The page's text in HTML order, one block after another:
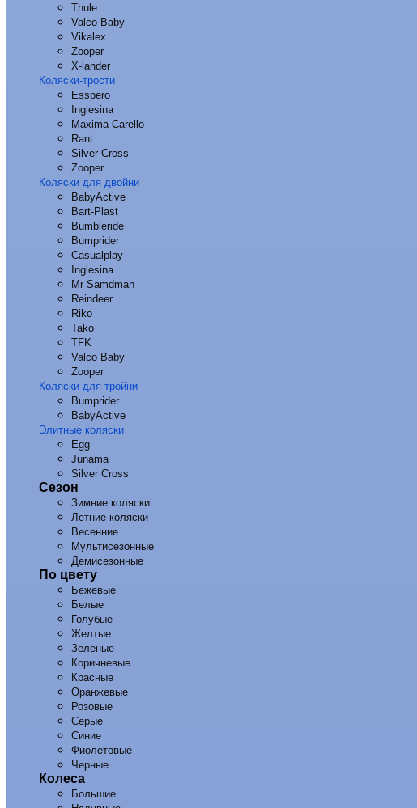
Thule
Valco Baby
Vikalex
Zooper
X-lander
Коляски-трости
Esspero
Inglesina
Maxima Carello
Rant
Silver Cross
Zooper
Коляски для двойни
BabyActive
Bart-Plast
Bumbleride
Bumprider
Casualplay
Inglesina
Mr Samdman
Reindeer
Riko
Tako
TFK
Valco Baby
Zooper
Коляски для тройни
Bumprider
BabyActive
Элитные коляски
Egg
Junama
Silver Cross
Сезон
Зимние коляски
Летние коляски
Весенние
Мультисезонные
Демисезонные
По цвету
Бежевые
Белые
Голубые
Желтые
Зеленые
Коричневые
Красные
Оранжевые
Розовые
Серые
Синие
Фиолетовые
Черные
Колеса
Большие